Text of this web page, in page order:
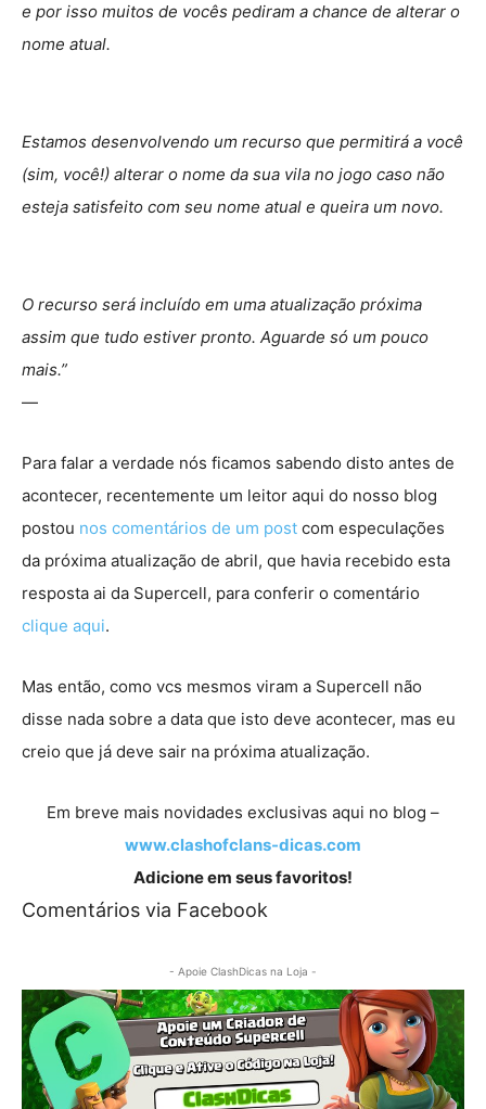
e por isso muitos de vocês pediram a chance de alterar o
nome atual.
Estamos desenvolvendo um recurso que permitirá a você
(sim, você!) alterar o nome da sua vila no jogo caso não
esteja satisfeito com seu nome atual e queira um novo.
O recurso será incluído em uma atualização próxima
assim que tudo estiver pronto. Aguarde só um pouco
mais.”
—
Para falar a verdade nós ficamos sabendo disto antes de
acontecer, recentemente um leitor aqui do nosso blog
postou nos comentários de um post com especulações
da próxima atualização de abril, que havia recebido esta
resposta ai da Supercell, para conferir o comentário
clique aqui.
Mas então, como vcs mesmos viram a Supercell não
disse nada sobre a data que isto deve acontecer, mas eu
creio que já deve sair na próxima atualização.
Em breve mais novidades exclusivas aqui no blog –
www.clashofclans-dicas.com
Adicione em seus favoritos!
Comentários via Facebook
- Apoie ClashDicas na Loja -